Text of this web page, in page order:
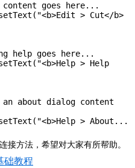
方法，希望对大家有所帮助。
础教程